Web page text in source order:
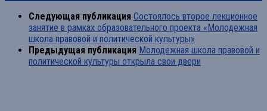
Следующая публикация Состоялось второе лекционное
занятие в рамках образовательного проекта «Молодежная
школа правовой и политической культуры»
Предыдущая публикация Молодежная школа правовой и
политической культуры открыла свои двери